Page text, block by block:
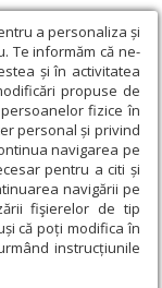
a personaliza și
Te informăm că ne-
și în activitatea
propuse de
fizice în
personal și privind
navigarea pe
pentru a citi și
navigării pe
fişierelor de tip
că poți modifica în
instrucțiunile
bănățeni,
Georgia și